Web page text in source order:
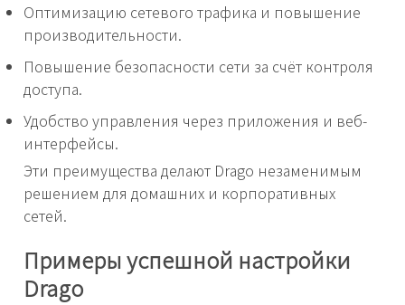
Оптимизацию сетевого трафика и повышение
производительности.
Повышение безопасности сети за счёт контроля
доступа.
Удобство управления через приложения и веб-
интерфейсы.
Эти преимущества делают Drago незаменимым
решением для домашних и корпоративных
сетей.
Примеры успешной настройки
Drago